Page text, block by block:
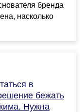
бренда
насколько
в
бежать
Нужна